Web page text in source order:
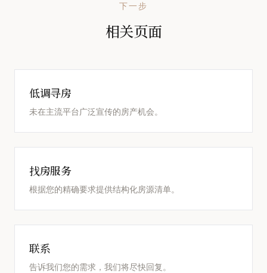
下一步
相关页面
低调寻房
未在主流平台广泛宣传的房产机会。
找房服务
根据您的精确要求提供结构化房源清单。
联系
告诉我们您的需求，我们将尽快回复。